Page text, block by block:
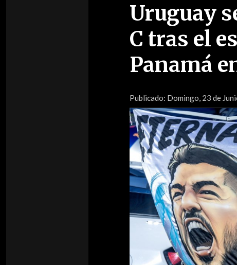
Uruguay
C tras el
Panamá
Publicado: Domingo, 23 de